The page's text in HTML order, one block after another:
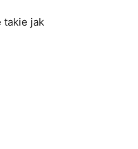
takie jak